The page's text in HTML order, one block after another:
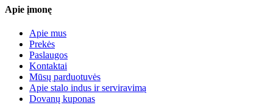
Apie įmonę
Apie mus
Prekės
Paslaugos
Kontaktai
Mūsų parduotuvės
Apie stalo indus ir serviravimą
Dovanų kuponas